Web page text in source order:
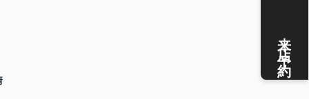
来店予約